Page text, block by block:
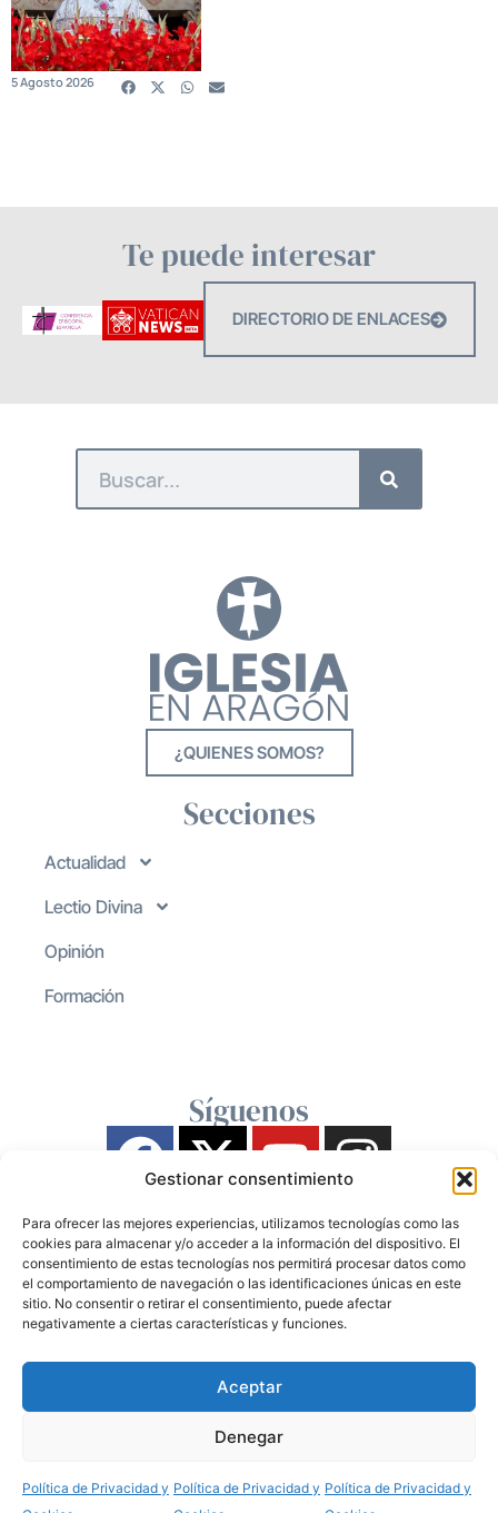
Gestionar consentimiento
Para ofrecer las mejores experiencias, utilizamos tecnologías como las
cookies para almacenar y/o acceder a la información del dispositivo. El
consentimiento de estas tecnologías nos permitirá procesar datos como
el comportamiento de navegación o las identificaciones únicas en este
sitio. No consentir o retirar el consentimiento, puede afectar
negativamente a ciertas características y funciones.
Aceptar
Denegar
Política de Privacidad y Política de Privacidad y Política de Privacidad y
5 Agosto 2026
Te puede interesar
DIRECTORIO DE ENLACES
¿QUIENES SOMOS?
Secciones
Actualidad
Lectio Divina
Opinión
Formación
Síguenos